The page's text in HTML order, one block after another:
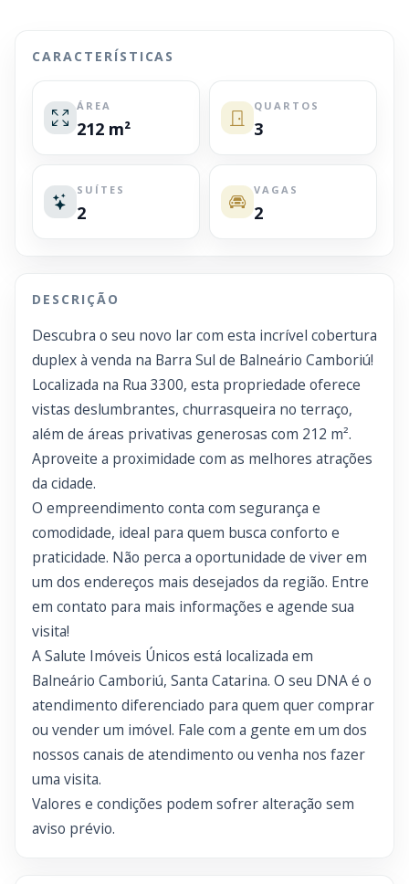
CARACTERÍSTICAS
ÁREA
212 m²
QUARTOS
3
SUÍTES
2
VAGAS
2
DESCRIÇÃO
Descubra o seu novo lar com esta incrível cobertura
duplex à venda na Barra Sul de Balneário Camboriú!
Localizada na Rua 3300, esta propriedade oferece
vistas deslumbrantes, churrasqueira no terraço,
além de áreas privativas generosas com 212 m².
Aproveite a proximidade com as melhores atrações
da cidade.
O empreendimento conta com segurança e
comodidade, ideal para quem busca conforto e
praticidade. Não perca a oportunidade de viver em
um dos endereços mais desejados da região. Entre
em contato para mais informações e agende sua
visita!
A Salute Imóveis Únicos está localizada em
Balneário Camboriú, Santa Catarina. O seu DNA é o
atendimento diferenciado para quem quer comprar
ou vender um imóvel. Fale com a gente em um dos
nossos canais de atendimento ou venha nos fazer
uma visita.
Valores e condições podem sofrer alteração sem
aviso prévio.